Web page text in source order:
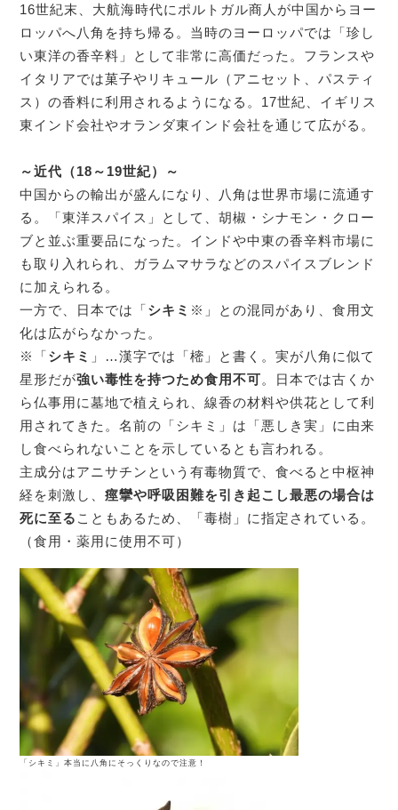
16世紀末、大航海時代にポルトガル商人が中国からヨー
ロッパへ八角を持ち帰る。当時のヨーロッパでは「珍し
い東洋の香辛料」として非常に高価だった。フランスや
イタリアでは菓子やリキュール（アニセット、パスティ
ス）の香料に利用されるようになる。17世紀、イギリス
東インド会社やオランダ東インド会社を通じて広がる。
～近代（18～19世紀）～
中国からの輸出が盛んになり、八角は世界市場に流通す
る。「東洋スパイス」として、胡椒・シナモン・クロー
ブと並ぶ重要品になった。インドや中東の香辛料市場に
も取り入れられ、ガラムマサラなどのスパイスブレンド
に加えられる。
一方で、日本では「シキミ ※」との混同があり、食用文
化は広がらなかった。
※「シキミ 」…漢字では「樒」と書く。実が八角に似て
星形だが強い毒性を持つため食用不可。日本では古くか
ら仏事用に墓地で植えられ、線香の材料や供花として利
用されてきた。名前の「シキミ」は「悪しき実」に由来
し食べられないことを示しているとも言われる。
主成分はアニサチンという有毒物質で、食べると中枢神
経を刺激し、痙攣や呼吸困難を引き起こし最悪の場合は
死に至る こともあるため、「毒樹」に指定されている。
（食用・薬用に使用不可）
「シキミ」本当に八角にそっくりなので注意！